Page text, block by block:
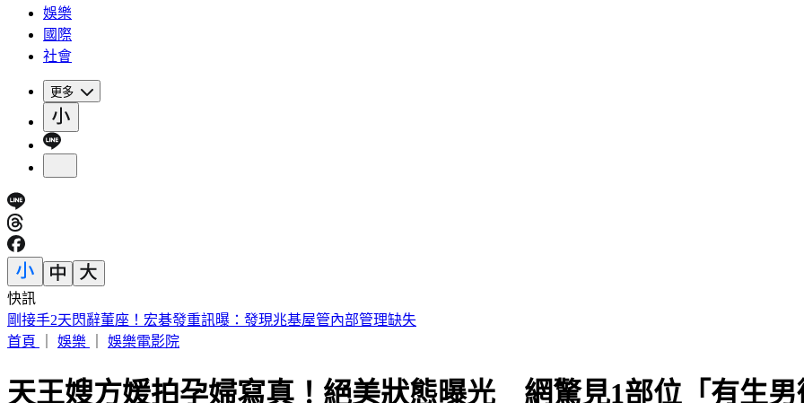
娛樂
國際
社會
更多
快訊
剛接手2天閃辭董座！宏碁發重訊曝：發現兆基屋管內部管理缺失
首頁
娛樂 娛樂電影院
天王嫂方媛拍孕婦寫真！絕美狀態曝光 網驚見1部位「有生男